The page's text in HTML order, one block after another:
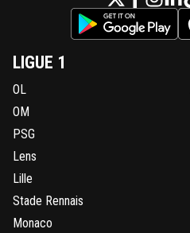
LIGUE 1
OL
OM
PSG
Lens
Lille
Stade Rennais
Monaco